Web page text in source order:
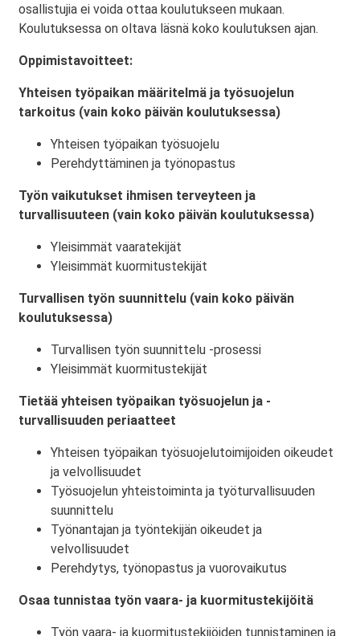
osallistujia ei voida ottaa koulutukseen mukaan.
Koulutuksessa on oltava läsnä koko koulutuksen ajan.
Oppimistavoitteet:
Yhteisen työpaikan määritelmä ja työsuojelun
tarkoitus (vain koko päivän koulutuksessa)
Yhteisen työpaikan työsuojelu
Perehdyttäminen ja työnopastus
Työn vaikutukset ihmisen terveyteen ja
turvallisuuteen (vain koko päivän koulutuksessa)
Yleisimmät vaaratekijät
Yleisimmät kuormitustekijät
Turvallisen työn suunnittelu (vain koko päivän
koulutuksessa)
Turvallisen työn suunnittelu -prosessi
Yleisimmät kuormitustekijät
Tietää yhteisen työpaikan työsuojelun ja -
turvallisuuden periaatteet
Yhteisen työpaikan työsuojelutoimijoiden oikeudet
ja velvollisuudet
Työsuojelun yhteistoiminta ja työturvallisuuden
suunnittelu
Työnantajan ja työntekijän oikeudet ja
velvollisuudet
Perehdytys, työnopastus ja vuorovaikutus
Osaa tunnistaa työn vaara- ja kuormitustekijöitä
Työn vaara- ja kuormitustekijöiden tunnistaminen ja